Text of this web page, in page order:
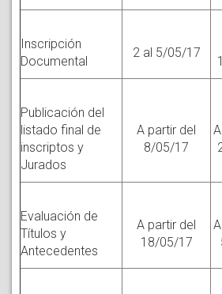
Inscripción
Documental
2 al 5/05/17
Publicación del
listado final de
inscriptos y
Jurados
A partir del
8/05/17
Evaluación de
Títulos y
Antecedentes
A partir del
18/05/17